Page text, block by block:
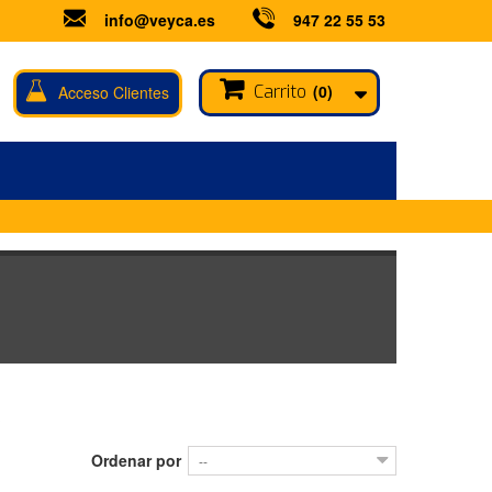
info@veyca.es 947 22 55 53
Carrito (0)
Acceso Clientes
Ordenar por --